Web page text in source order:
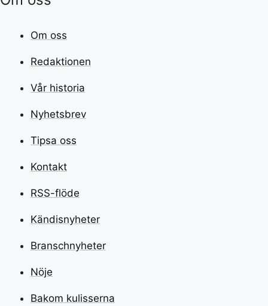
Om oss
Redaktionen
Vår historia
Nyhetsbrev
Tipsa oss
Kontakt
RSS-flöde
Kändisnyheter
Branschnyheter
Nöje
Bakom kulisserna